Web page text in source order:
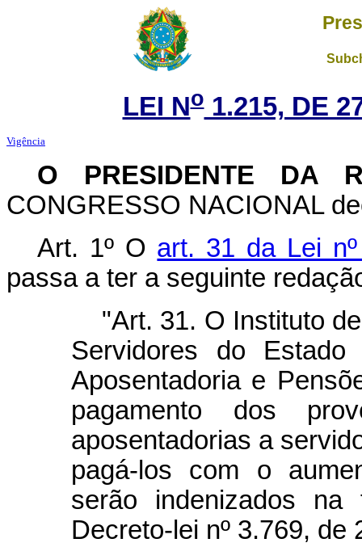
LEI No1.215, DE
Vigência
O PRESIDENTE DA
CONGRESSO NACIONAL
Art. 1º O art. 31 da Lei
passa a ter a seguinte
"Art. 31. O Instituto
Servidores do
Aposentadoria e
pagamento dos
aposentadorias a
pagá-los com o
serão indenizados
Decreto-lei nº 3.769, de